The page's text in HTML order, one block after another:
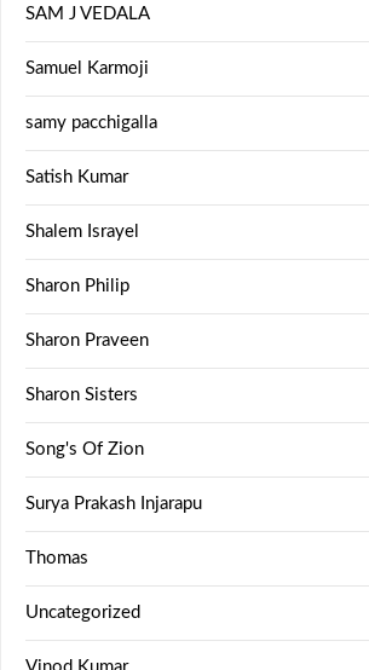
SAM J VEDALA
Samuel Karmoji
samy pacchigalla
Satish Kumar
Shalem Israyel
Sharon Philip
Sharon Praveen
Sharon Sisters
Song's Of Zion
Surya Prakash Injarapu
Thomas
Uncategorized